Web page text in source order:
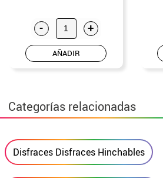
- +
AÑADIR
Categorías relacionadas
Disfraces Disfraces Hinchables